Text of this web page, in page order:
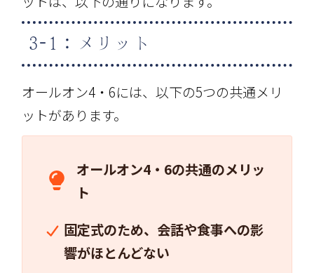
3-1：メリット
オールオン4・6には、以下の5つの共通メリ
ットがあります。
オールオン4・6の共通のメリッ
ト
固定式のため、会話や食事への影
響がほとんどない